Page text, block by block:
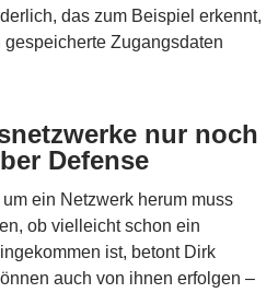
das zum Beispiel erkennt,
Zugangsdaten
nur noch
Defense
ein Netzwerk herum muss
ob vielleicht schon ein
ist, betont Dirk
auch von ihnen erfolgen –